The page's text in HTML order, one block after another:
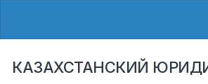
КАЗАХСТАНСКИЙ